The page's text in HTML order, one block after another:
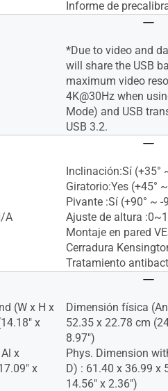
Informe de
*Due to video and
will share the USB
maximum video
4K@30Hz when
Mode) and USB
USB 3.2.
A
Inclinación:Sí (+35°
Giratorio:Yes (+45°
Pivante :Sí (+90° ~ -
Ajuste de altura
Montaje en pared
Cerradura
Tratamiento
(W x H x
x
x
x
Dimensión física
52.35 x 22.78 cm
8.97")
Phys. Dimension
D) : 61.40 x 36.99 x
14.56" x 2.36")